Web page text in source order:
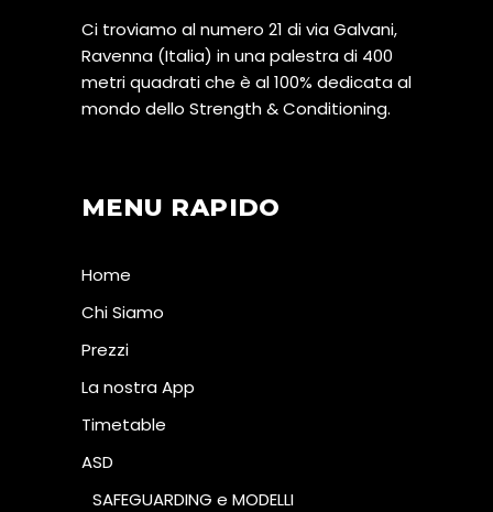
Ci troviamo al numero 21 di via Galvani,
Ravenna (Italia) in una palestra di 400
metri quadrati che è al 100% dedicata al
mondo dello Strength & Conditioning.
MENU RAPIDO
Home
Chi Siamo
Prezzi
La nostra App
Timetable
ASD
SAFEGUARDING e MODELLI